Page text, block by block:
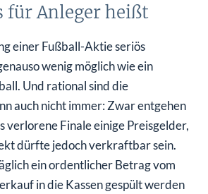
für Anleger heißt
einer Fußball-Aktie seriös
wenig möglich wie ein
Und rational sind die
auch nicht immer: Zwar entgehen
verlorene Finale einige Preisgelder,
dürfte jedoch verkraftbar sein.
ein ordentlicher Betrag vom
in die Kassen gespült werden